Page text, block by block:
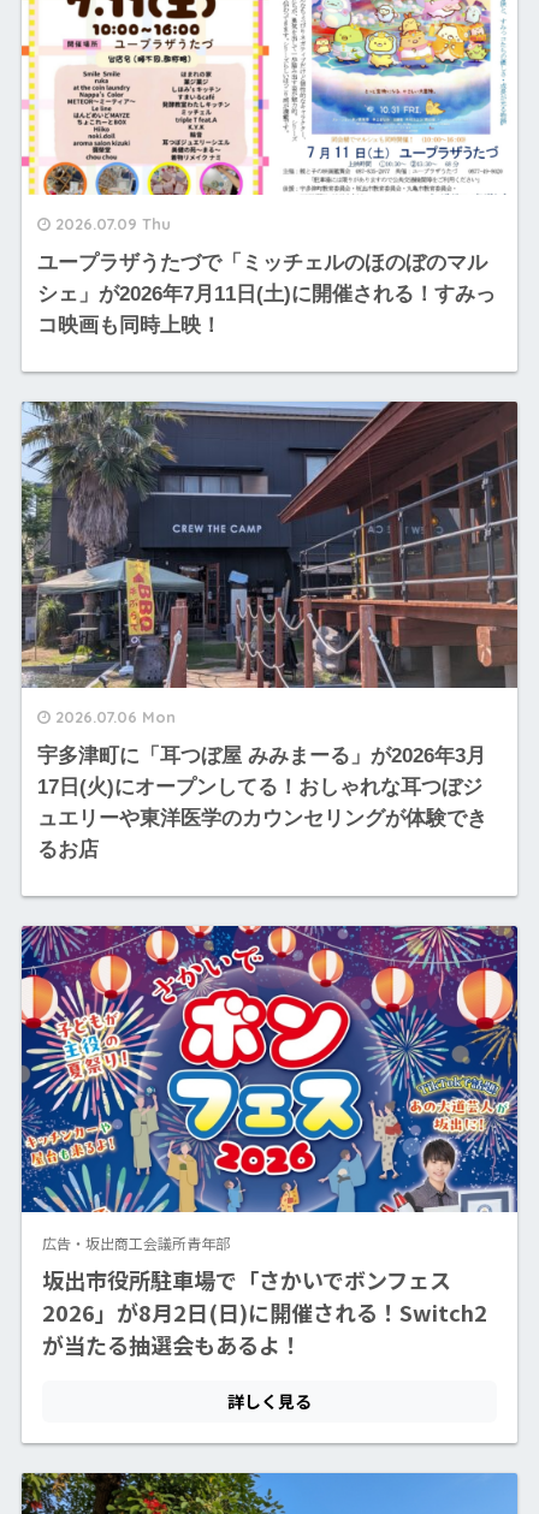
2026.07.09 Thu
ユープラザうたづで「ミッチェルのほのぼのマル
シェ」が2026年7月11日(土)に開催される！すみっ
コ映画も同時上映！
2026.07.06 Mon
宇多津町に「耳つぼ屋 みみまーる」が2026年3月
17日(火)にオープンしてる！おしゃれな耳つぼジ
ュエリーや東洋医学のカウンセリングが体験でき
るお店